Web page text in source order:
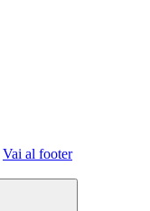
Vai al footer